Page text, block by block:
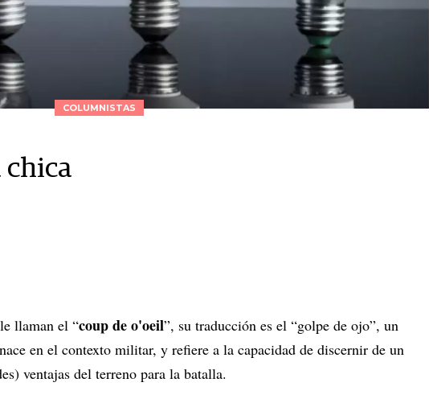
COLUMNISTAS
chica
llaman el “coup de o'oeil”, su traducción es el “golpe de ojo”, un
en el contexto militar, y refiere a la capacidad de discernir de un
ventajas del terreno para la batalla.